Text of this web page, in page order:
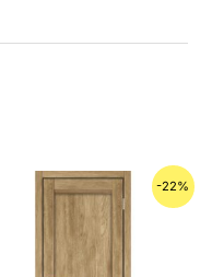
-22%
Algne
hind
279.00€.
Praegune
hind